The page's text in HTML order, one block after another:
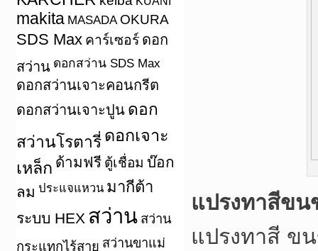
makita MASADA OKURA
SDS Max คาร์เซอร์ ดอก
สว่าน ดอกสว่าน SDS Max
ดอกสว่านเจาะคอนกรีต
ดอกสว่านเจาะปูน ดอก
สว่านโรตารี่ ดอกเจาะ
เหล็ก ด้ามฟรี ตู้เชื่อม บ๊อก
ลม ประแจแหวน มากีต้า
ระบบ HEX สว่าน สว่าน
กระแทกไร้สาย สว่านขาแม่
แปรงทาสีขน
แปรงทาสี ข